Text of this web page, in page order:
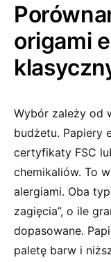
origami
Wybór zależy od
budżetu. Papiery
certyfikaty FSC
chemikaliów. To
alergiami. Oba
zagięcia”, o ile
dopasowane.
paletę barw i